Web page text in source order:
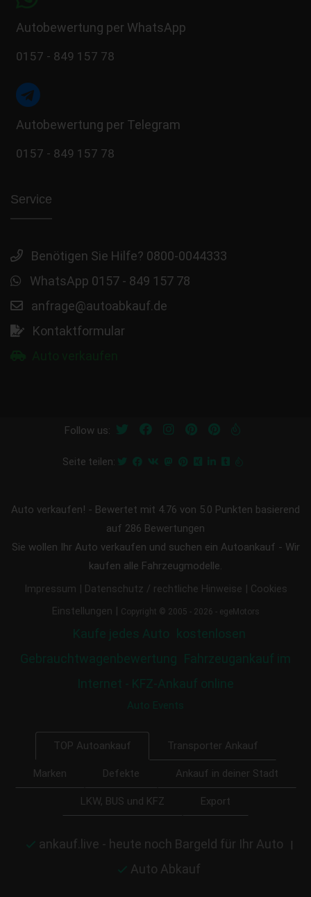
Autobewertung per WhatsApp
0157 - 849 157 78
Autobewertung per Telegram
0157 - 849 157 78
Service
Benötigen Sie Hilfe? 0800-0044333
WhatsApp 0157 - 849 157 78
anfrage@autoabkauf.de
Kontaktformular
Follow us:
Seite teilen:
Auto verkaufen! - Bewertet mit 4.76 von 5.0 Punkten basierend
auf 286 Bewertungen
Sie wollen Ihr Auto verkaufen und suchen ein Autoankauf - Wir
kaufen alle Fahrzeugmodelle.
Impressum | Datenschutz / rechtliche Hinweise | Cookies
Einstellungen | Copyright © 2005 - 2026 - egeMotors
Kaufe jedes Auto kostenlosen
Gebrauchtwagenbewertung Fahrzeugankauf im
Internet - KFZ-Ankauf online
Auto Events
TOP Autoankauf Transporter Ankauf
Marken Defekte Ankauf in deiner Stadt
LKW, BUS und KFZ Export
ankauf.live - heute noch Bargeld für Ihr Auto |
Auto Abkauf